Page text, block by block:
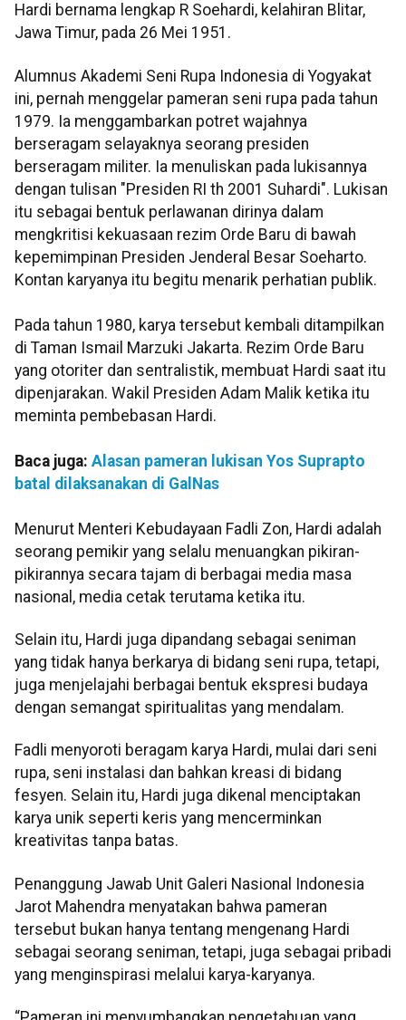
Hardi bernama lengkap R Soehardi, kelahiran Blitar,
Jawa Timur, pada 26 Mei 1951.
Alumnus Akademi Seni Rupa Indonesia di Yogyakat
ini, pernah menggelar pameran seni rupa pada tahun
1979. Ia menggambarkan potret wajahnya
berseragam selayaknya seorang presiden
berseragam militer. Ia menuliskan pada lukisannya
dengan tulisan "Presiden RI th 2001 Suhardi". Lukisan
itu sebagai bentuk perlawanan dirinya dalam
mengkritisi kekuasaan rezim Orde Baru di bawah
kepemimpinan Presiden Jenderal Besar Soeharto.
Kontan karyanya itu begitu menarik perhatian publik.
Pada tahun 1980, karya tersebut kembali ditampilkan
di Taman Ismail Marzuki Jakarta. Rezim Orde Baru
yang otoriter dan sentralistik, membuat Hardi saat itu
dipenjarakan. Wakil Presiden Adam Malik ketika itu
meminta pembebasan Hardi.
Baca juga: Alasan pameran lukisan Yos Suprapto
batal dilaksanakan di GalNas
Menurut Menteri Kebudayaan Fadli Zon, Hardi adalah
seorang pemikir yang selalu menuangkan pikiran-
pikirannya secara tajam di berbagai media masa
nasional, media cetak terutama ketika itu.
Selain itu, Hardi juga dipandang sebagai seniman
yang tidak hanya berkarya di bidang seni rupa, tetapi,
juga menjelajahi berbagai bentuk ekspresi budaya
dengan semangat spiritualitas yang mendalam.
Fadli menyoroti beragam karya Hardi, mulai dari seni
rupa, seni instalasi dan bahkan kreasi di bidang
fesyen. Selain itu, Hardi juga dikenal menciptakan
karya unik seperti keris yang mencerminkan
kreativitas tanpa batas.
Penanggung Jawab Unit Galeri Nasional Indonesia
Jarot Mahendra menyatakan bahwa pameran
tersebut bukan hanya tentang mengenang Hardi
sebagai seorang seniman, tetapi, juga sebagai pribadi
yang menginspirasi melalui karya-karyanya.